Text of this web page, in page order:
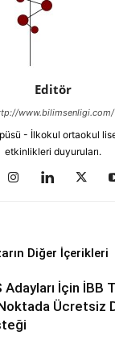
Editör
www.bilimsenligi.com/
- İlkokul ortaokul
etkinlikleri duyuruları.
Diğer İçerikleri
Adayları İçin İBB
Ücretsiz